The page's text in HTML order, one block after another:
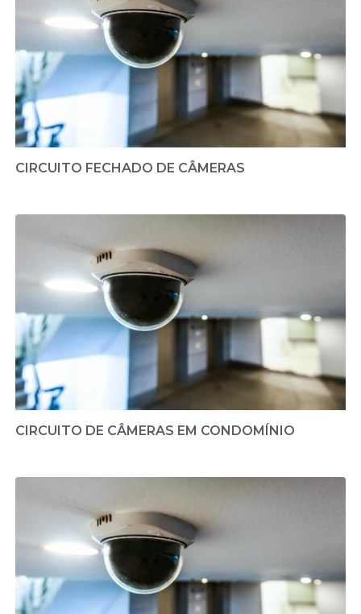
CIRCUITO FECHADO DE CÂMERAS
CIRCUITO DE CÂMERAS EM CONDOMÍNIO